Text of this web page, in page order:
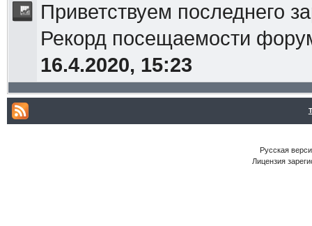
Приветствуем последнего
Рекорд посещаемости
16.4.2020, 15:23
Русская
Лицензия